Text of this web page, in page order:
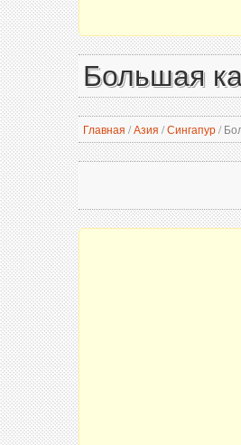
Большая
Главная /Азия /Сингапур/